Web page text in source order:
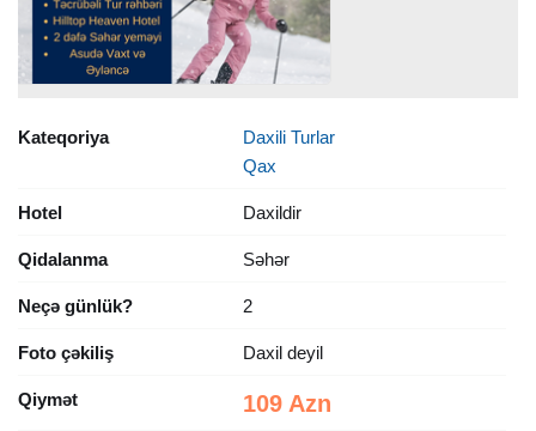
Kateqoriya
Daxili Turlar
Qax
Hotel Daxildir
Qidalanma Səhər
Neçə günlük? 2
Foto çəkiliş Daxil deyil
Qiymət 109 Azn